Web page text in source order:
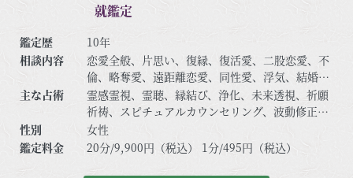
就鑑定
鑑定歴
10年
相談内容
恋愛全般、片思い、復縁、復活愛、二股恋愛、不
倫、略奪愛、遠距離恋愛、同性愛、浮気、結婚、
離婚、夫婦問題、家庭/家族問題、親子、育児、教
育、介護、仕事全般、適職、経営、進路、人間関
係、相性、ママ友、相手の気持ち、人生相談、開
運、運勢、健康、金銭、動物、など
主な占術
霊感霊視、霊聴、縁結び、浄化、未来透視、祈願
祈祷、スピチュアルカウンセリング、波動修正、
思念伝達、引き寄せ、ヒーリング、守護霊対話、
高次との交信、アニマルコミュニケーション、な
性別
女性
鑑定料金
20分/9,900円（税込） 1分/495円（税込）